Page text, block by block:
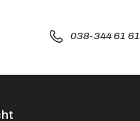
038-344 61 61